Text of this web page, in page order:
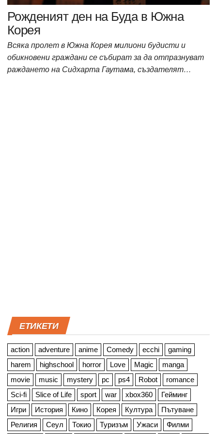
Рожденият ден на Буда в Южна
Корея
Всяка пролет в Южна Корея милиони будисти и
обикновени граждани се събират за да отпразнуват
раждането на Сидхарта Гаутама, създателят…
ЕТИКЕТИ
action adventure anime Comedy ecchi
gaming
harem
highschool horror Love Magic
manga
movie
music mystery pc ps4 Robot
romance
Sci-fi
Slice of Life sport war xbox360
Гейминг
Игри
История Кино Корея Култура
Пътуване
Религия
Сеул Токио Туризъм Ужаси Филми